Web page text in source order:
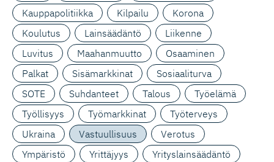
Kauppapolitiikka
Kilpailu
Korona
Koulutus
Lainsäädäntö
Liikenne
Luvitus
Maahanmuutto
Osaaminen
Palkat
Sisämarkkinat
Sosiaaliturva
SOTE
Suhdanteet Talous
Työelämä
Työllisyys
Työmarkkinat
Työterveys
Ukraina
Vastuullisuus
Verotus
Ympäristö
Yrittäjyys
Yrityslainsäädäntö